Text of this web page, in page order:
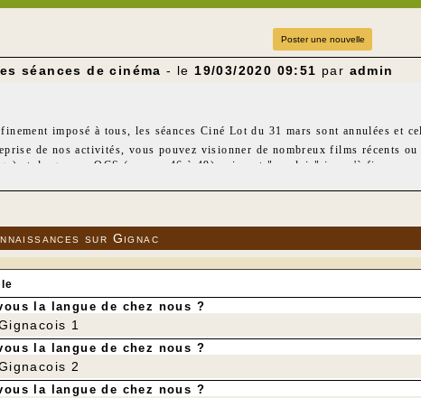
Poster une nouvelle
séances de cinéma - le 19/03/2020 09:51 par admin
imposé à tous, les séances Ciné Lot du 31 mars sont annulées et
de nos activités, vous pouvez visionner de nombreux films récents
et du groupe OCS (canaux 46 à 49) qui sont "en clair" jusqu'à fin mars
sur Gignac
la langue de chez nous ?
1
la langue de chez nous ?
2
la langue de chez nous ?